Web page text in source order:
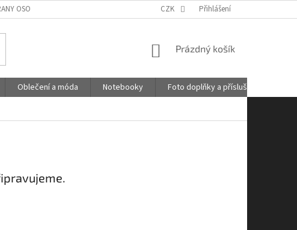
OSOBNÍCH ÚDAJŮ POŠTOVNÉ KONTAKTY
CZK Přihlášení
NÁKUPNÍ
Prázdný košík
Oblečení a móda Notebooky Foto doplňky a příslušenství